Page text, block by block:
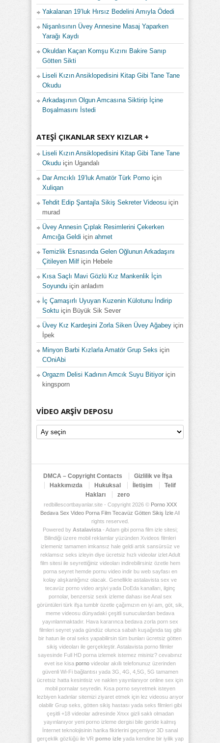
Yakalanan 19’luk Hırsız Bedelini Amıyla Ödedi
Nişanlısının Üvey Annesine Masaj Yaparken
Yarağı Kaydı
Okuldan Kaçan Komşu Kızını Bakire Sanıp
Götten Sikti
Liseli Kızın Ansiklopedisini Kitap Gibi Tane Tane
Okudu
Arkadaşının Olgun Amcasına Siktirip İçine
Boşalmasını İstedi
ATEŞI ÇIKANLAR SEXY KIZLAR +
Liseli Kızın Ansiklopedisini Kitap Gibi Tane Tane
Okudu için Ugandalı
Dar Amcıklı 19’luk Amatör Türk Porno için
Xuliqan
Tehdit Edip Şantajla Sikiş Sekreter Videosu için
murad
Üvey Annesin Çıplak Resimlerini Çekerken
Amcığa Geldi için ahmet
Temizlik Esnasında Gelen Oğlunun Arkadaşını
Çitileyen Milf için Hebele
Kısa Saçlı Mavi Gözlü Kız Mankenlik İçin
Soyundu için anladım
İç Çamaşırlı Uyuyan Kuzenin Külotunu İndirip
Soktu için Büyük Sik Sever
Üvey Kız Kardeşini Zorla Siken Üvey Ağabey için
İpek
Minyon Barbi Kızlarla Amatör Grup Seks için
COniAbi
Orgazm Delisi Kadının Amcık Suyu Bitiyoriçin
kingsporn
VIDEO ARŞIV DEPOSU
Video
Arşiv
DMCA – Copyright Contacts
Gizlilik ve İfşa
Hakkımızda
Hukuksal İletişim
Telif
Hakları
zero
redbillescortbayanlar.site - Copyright 2026 © Porno XXX
Bedava Sex Video Porna Film Tecavüz Götten Sikiş İzleAll
rights reserved.
Powered by Astalavista- Adam gibi porna film izle sitesi;
Bilindiği üzere mobil reklamlar yüzünden Xvideos filmleri
izlemeniz tamamen imkansız hale geldi artık sansürsüz ve
reklamsız seks izleyin diye ücretsiz hızlı videolar izlet Adult
film sitesi ile seyrettiğiniz videoları indirebilirsiniz özetle hem
porna seyret hemde pornu video indir bu web sayfası en
kolay alışkanlığınız olacak. Genellikle astalavista sex ve
tecavüz porno video arşivi yada DoEda kanalları, ilginç
pornolar, benzersiz sexk izleme dahası ise Anal sex
görüntüleri türk ifşa tumblr özetle çağımızın en iyi am, göt, sik,
meme videosu dünyadaki çeşitli sunuculardan bedava
yayınlanmaktadır. Hava kararınca bedava zorla porn sex
filmleri seyret yada gündüz olunca sabah kuşağında taş gibi
bir hatun ile oral seks yapabilirsin tüm bunları ücretsiz götten
sikiş videoları ile gerçekleştir. Astalavista porno filmler
sayesinde Full HD porna izlemek istemez misiniz? cevabınız
evet ise kisa porno videolar akıllı telefonunuz üzerinden
güvenli Wi-Fi bağlantısı yada 3G, 4G, 4,5G, 5G tamamen
ücretsiz hatta kesintisiz ve naklen yayınlanıyor online sex için
mobil pornalar seyredin. Kısa porno seyretmek isteyen
lezbiyen kadınlar sitemizi ziyaret etmek için lez videosu arıyor
olabilir Grup seks, götten sikiş hastası yada seks filmleri gibi
çeşitli +18 videolar adresinde Xnxx gizli saklı olmadan
yayınlanıyor yeni porno izleme dergisi bile geride kalmış
İnternet teknolojisinin harika fikirlerini geçemiyor 3D sanal
gerçeklik gözlüğü ile VR porno izleyada kendine bir iyilik yap